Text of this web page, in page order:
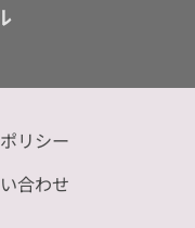
リシー
合わせ